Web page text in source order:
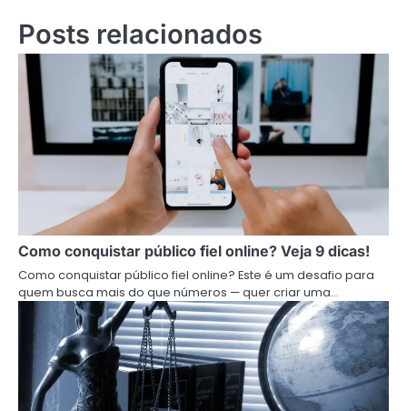
Posts relacionados
Como conquistar público fiel online? Veja 9 dicas!
Como conquistar público fiel online? Este é um desafio para
quem busca mais do que números — quer criar uma…